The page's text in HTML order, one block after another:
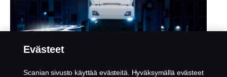
Evästeet
Scanian sivusto käyttää evästeitä. Hyväksymällä evästeet